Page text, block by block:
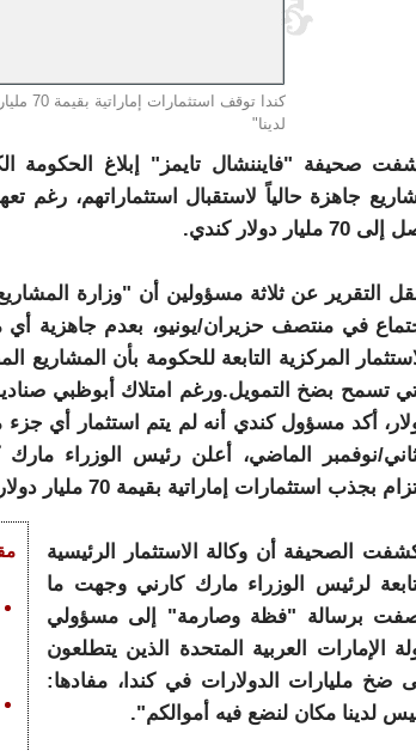
كندا
لدينا"
صحيفة "فايننشال تايمز" إبلاغ الحكومة
جاهزة حالياً لاستقبال استثماراتهم، رغم
70 مليار دولار كندي.
التقرير عن ثلاثة مسؤولين أن "وزارة
في منتصف حزيران/يونيو، بعدم جاهزية أي
المركزية التابعة للحكومة بأن
تسمح بضخ التمويل.ورغم امتلاك أبوظبي
أكد مسؤول كندي أنه لم يتم استثمار أي
نوفمبر الماضي، أعلن رئيس الوزراء
بجذب استثمارات إماراتية بقيمة 70 مليار دولار كندي، بدعم من القيادة الإماراتية.
الصحيفة أن وكالة الاستثمار الرئيسية
لرئيس الوزراء مارك كارني وجهت ما
برسالة "فظة وصارمة" إلى مسؤولي
الإمارات العربية المتحدة الذين يتطلعون
ضخ مليارات الدولارات في كندا، مفادها:
لدينا مكان لنضع فيه أموالكم".